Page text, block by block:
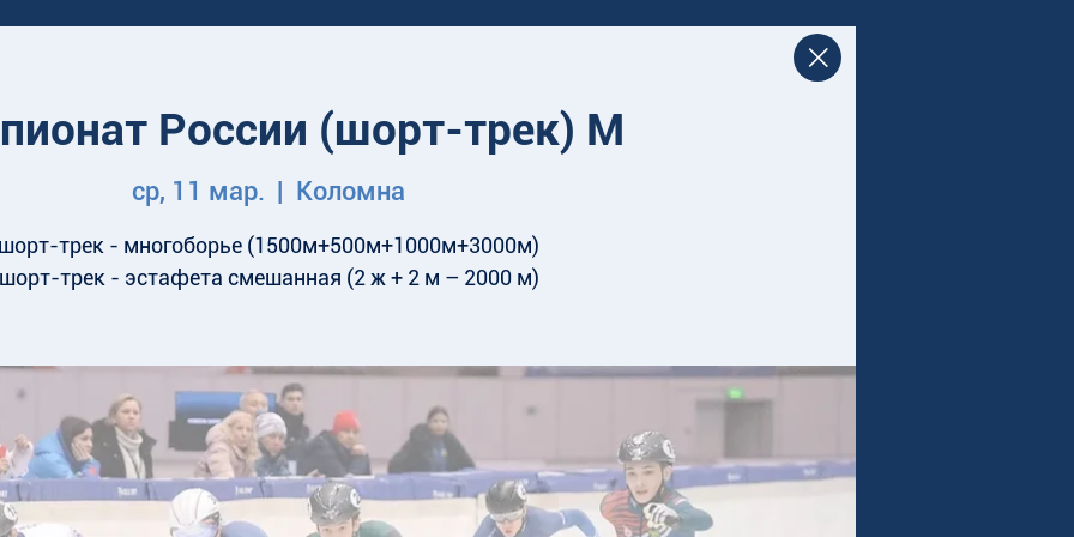
России (шорт-трек) М
ср, 11 мар.
  |
Коломна
трек - многоборье (1500м+500м+1000м+3000м)
трек - эстафета смешанная (2 ж + 2 м – 2000 м)